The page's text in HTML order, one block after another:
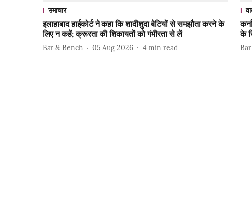
समाचार
इलाहाबाद हाईकोर्ट ने कहा कि शादीशुदा बेटियों से समझौता करने के
लिए न कहें; क्रूरता की शिकायतों को गंभीरता से लें
Bar & Bench 05 Aug 2026 4 min read
के